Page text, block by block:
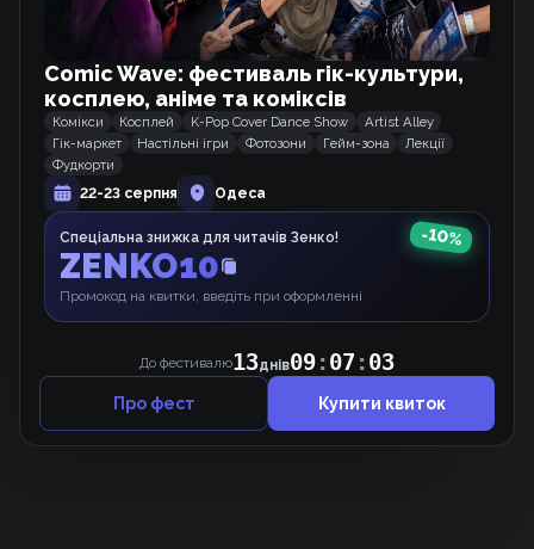
Моя їжа здається дуже милою
Маньхва
Терпіння, Моя Леді!
Comic Wave: фестиваль гік-культури,
косплею, аніме та коміксів
Комікси Косплей K-Pop Cover Dance Show
Artist Alley
Гік-маркет
Настільні ігри Фотозони Гейм-зона
Лекції
Фудкорти
22-23 серпня
Одеса
Спеціальна знижка для читачів Зенко!
ZENKO10
Промокод на квитки, введіть при оформленні
-10%
До фестивалю13днів09:07 :03
Про фест Купити квиток